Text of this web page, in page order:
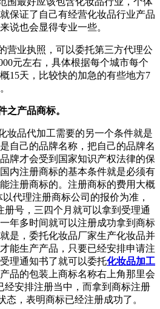
保证了自己有经营化妆品行业产品
说也会显得专业一些。
业执照，可以委托第三方代理公
元左右，具体根据每个城市每个
15天，比较快的加急的有些地方7
之产品商标。
品代加工需要的另一个条件就是
自己的品牌名称，把自己的品牌名
牌才会受到国家知识产权法律的保
内注册商标的基本条件就是必须有
注册商标的。注册商标的费用大概
代理注册商标公司的报价为准，
册号，三四个月就可以拿到受理通
年多时间就可以注册成功拿到商标
是，委托化妆品厂家生产化妆品并
能生产产品，只要已经安排申请注
理通知书了就可以委托化妆品加工
品的包装上商标名称右上角那里会
经安排注册当中，而拿到商标注册
态，表明商标已经注册成功了。